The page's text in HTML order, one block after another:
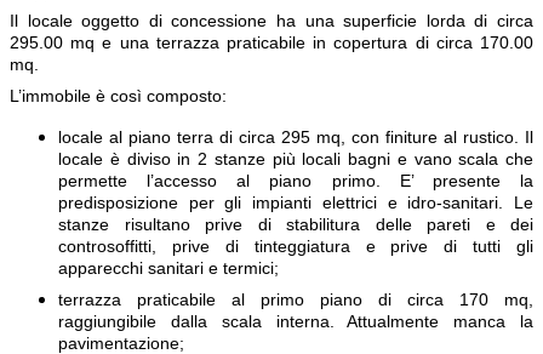
Il locale oggetto di concessione ha una superficie lorda di circa
295.00 mq e una terrazza praticabile in copertura di circa 170.00
mq.
L’immobile è così composto:
locale al piano terra di circa 295 mq, con finiture al rustico. Il
locale è diviso in 2 stanze più locali bagni e vano scala che
permette l’accesso al piano primo. E’ presente la
predisposizione per gli impianti elettrici e idro-sanitari. Le
stanze risultano prive di stabilitura delle pareti e dei
controsoffitti, prive di tinteggiatura e prive di tutti gli
apparecchi sanitari e termici;
terrazza praticabile al primo piano di circa 170 mq,
raggiungibile dalla scala interna. Attualmente manca la
pavimentazione;